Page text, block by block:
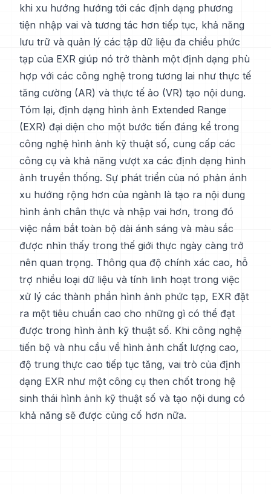
khi xu hướng hướng tới các định dạng phương
tiện nhập vai và tương tác hơn tiếp tục, khả năng
lưu trữ và quản lý các tập dữ liệu đa chiều phức
tạp của EXR giúp nó trở thành một định dạng phù
hợp với các công nghệ trong tương lai như thực tế
tăng cường (AR) và thực tế ảo (VR) tạo nội dung.
Tóm lại, định dạng hình ảnh Extended Range
(EXR) đại diện cho một bước tiến đáng kể trong
công nghệ hình ảnh kỹ thuật số, cung cấp các
công cụ và khả năng vượt xa các định dạng hình
ảnh truyền thống. Sự phát triển của nó phản ánh
xu hướng rộng hơn của ngành là tạo ra nội dung
hình ảnh chân thực và nhập vai hơn, trong đó
việc nắm bắt toàn bộ dải ánh sáng và màu sắc
được nhìn thấy trong thế giới thực ngày càng trở
nên quan trọng. Thông qua độ chính xác cao, hỗ
trợ nhiều loại dữ liệu và tính linh hoạt trong việc
xử lý các thành phần hình ảnh phức tạp, EXR đặt
ra một tiêu chuẩn cao cho những gì có thể đạt
được trong hình ảnh kỹ thuật số. Khi công nghệ
tiến bộ và nhu cầu về hình ảnh chất lượng cao,
độ trung thực cao tiếp tục tăng, vai trò của định
dạng EXR như một công cụ then chốt trong hệ
sinh thái hình ảnh kỹ thuật số và tạo nội dung có
khả năng sẽ được củng cố hơn nữa.